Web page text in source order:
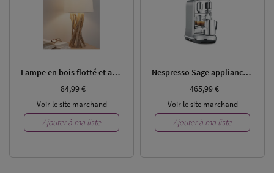
Lampe en bois flotté et abat-jour en coton H 55
84,99 €
Voir le site marchand
Ajouter à ma liste
Nespresso Sage appliances Creatista Plus
465,99 €
Voir le site marchand
Ajouter à ma liste